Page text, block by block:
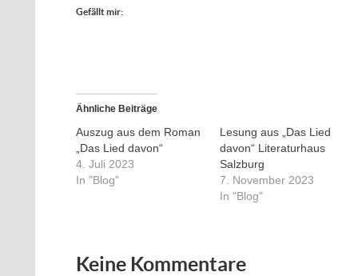
Gefällt mir:
Ähnliche Beiträge
Auszug aus dem Roman
„Das Lied davon“
4. Juli 2023
In "Blog"
Lesung aus „Das Lied
davon“ Literaturhaus
Salzburg
7. November 2023
In "Blog"
Keine Kommentare